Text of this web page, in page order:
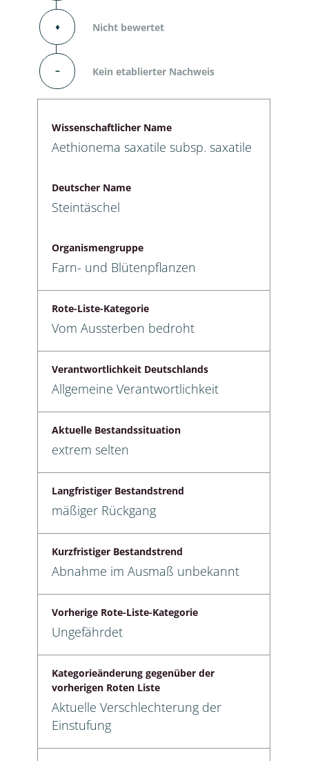
⬧ Nicht bewertet
– Kein etablierter Nachweis
Wissenschaftlicher Name
Aethionema saxatile subsp. saxatile
Deutscher Name
Steintäschel
Organismengruppe
Farn- und Blütenpflanzen
Rote-Liste-Kategorie
Vom Aussterben bedroht
Verantwortlichkeit Deutschlands
Allgemeine Verantwortlichkeit
Aktuelle Bestandssituation
extrem selten
Langfristiger Bestandstrend
mäßiger Rückgang
Kurzfristiger Bestandstrend
Abnahme im Ausmaß unbekannt
Vorherige Rote-Liste-Kategorie
Ungefährdet
Kategorieänderung gegenüber der
vorherigen Roten Liste
Aktuelle Verschlechterung der
Einstufung